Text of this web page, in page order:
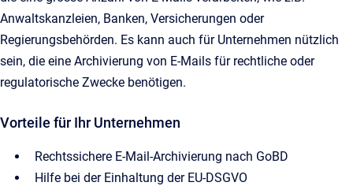
Anwaltskanzleien, Banken, Versicherungen oder
Regierungsbehörden. Es kann auch für Unternehmen nützlich
sein, die eine Archivierung von E-Mails für rechtliche oder
regulatorische Zwecke benötigen.
Vorteile für Ihr Unternehmen
Rechtssichere E-Mail-Archivierung nach GoBD
Hilfe bei der Einhaltung der EU-DSGVO